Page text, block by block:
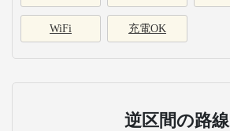
WiFi 充電OK
逆区間の路線